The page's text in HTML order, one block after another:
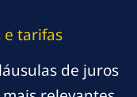
e tarifas
de juros